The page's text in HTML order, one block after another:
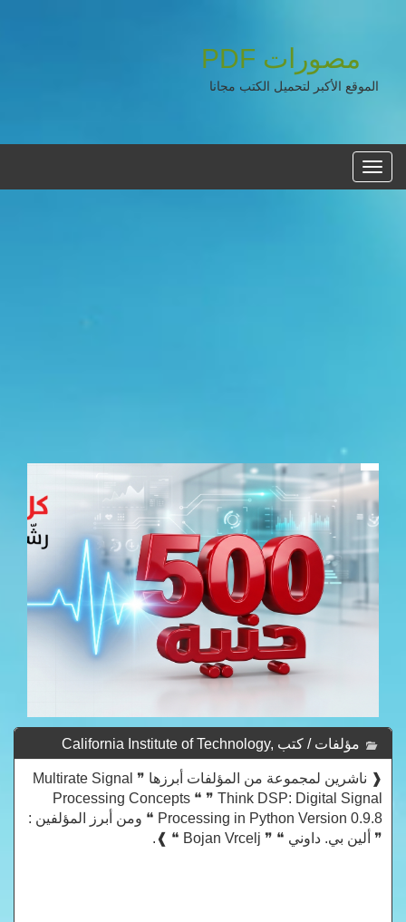
مصورات PDF
الموقع الأكبر لتحميل الكتب مجانا
القائمه
الرئيسية
مؤلفات / كتب California Institute of Technology,
California - California Institute Of Technology, California
❰ ناشرين لمجموعة من المؤلفات أبرزها ❞ Multirate Signal
Processing Concepts ❝ ❞ Think DSP: Digital Signal
Processing in Python Version 0.9.8 ❝ ومن أبرز المؤلفين :
❞ ألين بي. داوني ❝ ❞ Bojan Vrcelj ❝ ❱.